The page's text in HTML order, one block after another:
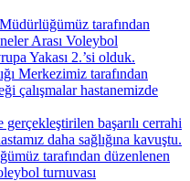
tarafından
Arası Voleybol
Yakası 2.’si olduk.
Merkezimiz tarafından
çalışmalar hastanemizde
başarılı cerrahi
daha sağlığına kavuştu.
tarafından düzenlenen
turnuvası